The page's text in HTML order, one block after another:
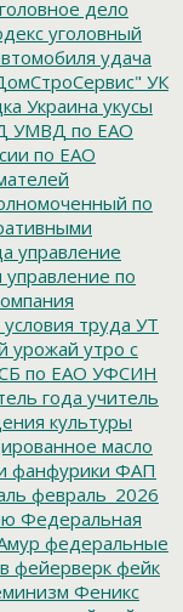
дело
уголовный
удача
УК
Украина укусы
УМВД по ЕАО
по ЕАО
по
управление
управление по
условия труда УТ
урожай утро с
по ЕАО УФСИН
года учитель
культуры
масло
фанфурики ФАП
февраль_2026
Федеральная
федеральные
фейерверк фейк
Феникс